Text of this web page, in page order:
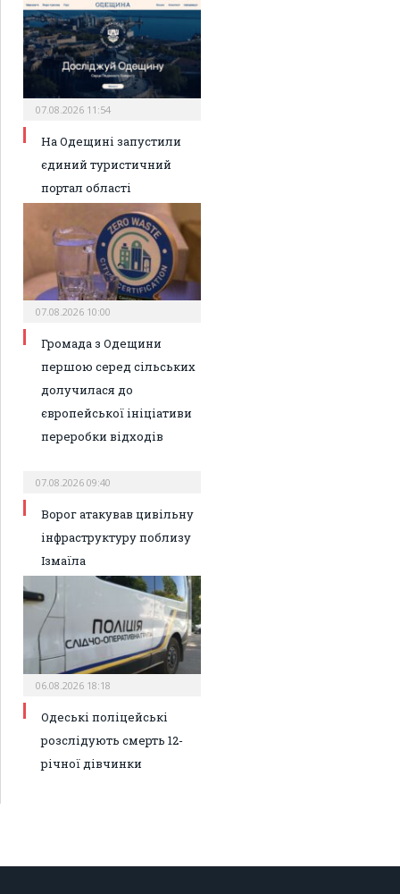
07.08.2026 11:54
На Одещині запустили
єдиний туристичний
портал області
07.08.2026 10:00
Громада з Одещини
першою серед сільських
долучилася до
європейської ініціативи
переробки відходів
07.08.2026 09:40
Ворог атакував цивільну
інфраструктуру поблизу
Ізмаїла
06.08.2026 18:18
Одеські поліцейські
розслідують смерть 12-
річної дівчинки